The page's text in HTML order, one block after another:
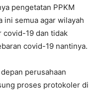
pengetatan PPKM
ini semua agar wilayah
covid-19 dan tidak
covid-19 nantinya.
perusahaan
proses protokoler di